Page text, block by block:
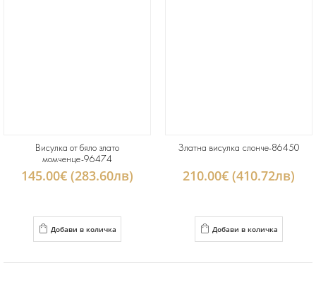
Висулка от бяло злато
момченце-96474
145.00€ (283.60лв)
Добави в количка
Златна висулка слонче-86450
210.00€ (410.72лв)
Добави в количка